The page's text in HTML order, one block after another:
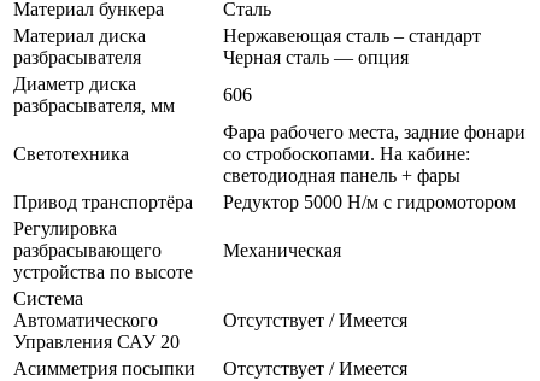
Материал бункера
Сталь
Материал диска
разбрасывателя
Нержавеющая сталь – стандарт
Черная сталь — опция
Диаметр диска
разбрасывателя, мм
606
Светотехника
Фара рабочего места, задние фонари
со стробоскопами. На кабине:
светодиодная панель + фары
Привод транспортёра
Редуктор 5000 Н/м с гидромотором
Регулировка
разбрасывающего
устройства по высоте
Механическая
Система
Автоматического
Управления САУ 20
Отсутствует / Имеется
Асимметрия посыпки
Отсутствует / Имеется